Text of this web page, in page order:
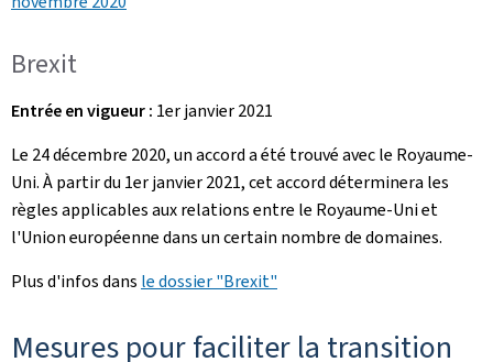
Brexit
Entrée en vigueur : 1er janvier 2021
Le 24 décembre 2020, un accord a été trouvé avec le Royaume-
Uni. À partir du 1er janvier 2021, cet accord déterminera les
règles applicables aux relations entre le Royaume-Uni et
l'Union européenne dans un certain nombre de domaines.
Plus d'infos dans le dossier "Brexit"
Mesures pour faciliter la transition